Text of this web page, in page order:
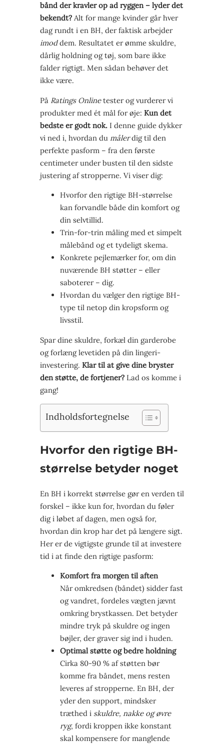
bånd der kravler op ad ryggen – lyder det
bekendt? Alt for mange kvinder går hver
dag rundt i en BH, der faktisk arbejder
imoddem. Resultatet er ømme skuldre,
dårlig holdning og tøj, som bare ikke
falder rigtigt. Men sådan behøver det
ikke være.
På Ratings Onlinetester og vurderer vi
produkter med ét mål for øje: Kun det
bedste er godt nok. I denne guide dykker
vi ned i, hvordan du målerdig til den
perfekte pasform – fra den første
centimeter under busten til den sidste
justering af stropperne. Vi viser dig:
Hvorfor den rigtige BH-størrelse
kan forvandle både din komfort og
din selvtillid.
Trin-for-trin måling med et simpelt
målebånd og et tydeligt skema.
Konkrete pejlemærker for, om din
nuværende BH støtter – eller
saboterer – dig.
Hvordan du vælger den rigtige BH-
type til netop din kropsform og
livsstil.
Spar dine skuldre, forkæl din garderobe
og forlæng levetiden på din lingeri-
investering. Klar til at give dine bryster
den støtte, de fortjener? Lad os komme i
gang!
Indholdsfortegnelse
Hvorfor den rigtige BH-
størrelse betyder noget
En BH i korrekt størrelse gør en verden til
forskel – ikke kun for, hvordan du føler
dig i løbet af dagen, men også for,
hvordan din krop har det på længere sigt.
Her er de vigtigste grunde til at investere
tid i at finde den rigtige pasform:
Komfort fra morgen til aften
Når omkredsen (båndet) sidder fast
og vandret, fordeles vægten jævnt
omkring brystkassen. Det betyder
mindre tryk på skuldre og ingen
bøjler, der graver sig ind i huden.
Optimal støtte og bedre holdning
Cirka 80-90 % af støtten bør
komme fra båndet, mens resten
leveres af stropperne. En BH, der
yder den support, mindsker
træthed i skuldre, nakke og øvre
ryg, fordi kroppen ikke konstant
skal kompensere for manglende